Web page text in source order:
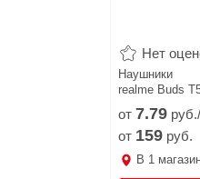
Нет
Наушники
realme Buds
от 7.79
от 159 руб.
В 1